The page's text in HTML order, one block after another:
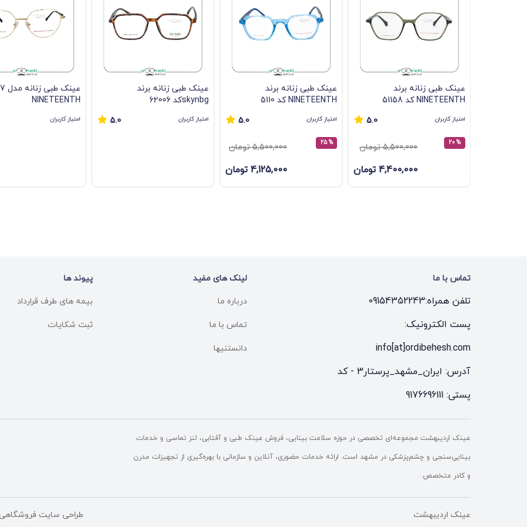
عینک طبی زنانه برند
NINETEENTH کد 51158
امتیاز کاربران 5.0
% 20 5,500,000 تومان
4,400,000 تومان
عینک طبی زنانه برند
NINETEENTH کد 5110
امتیاز کاربران 5.0
% 25 5,500,000 تومان
4,125,000 تومان
عینک طبی زنانه برند
skynbgکد 62006
امتیاز کاربران 5.0
NINETEENTH
امتیاز کاربران
تماس با ما
تلفن همراه:09154352243
پست الکترونیک:
info[at]ordibehesh.com
آدرس: ایران_مشهد_پرستار3 - کد
پستی: 9176696111
لینک های مفید
درباره ما
تماس با ما
دانستنیها
پیوند ها
بیمه های طرف قرارداد
ثبت شکایات
عینک اردیبهشت مجموعه‌ای تخصصی در حوزه سلامت بینایی، فروش عینک طبی و آفتابی، لنز تماسی و خدمات
بینایی‌سنجی و چشم‌پزشکی در مشهد است. ارائه خدمات حضوری، آنلاین و سازمانی با بهره‌گیری از تجهیزات مدرن
و کادر متخصص.
عینک اردیبهشت طراحی سایت